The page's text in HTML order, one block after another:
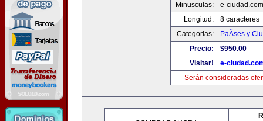
Minusculas:
e-ciudad.com
Longitud:
8 caracteres
Categorias:
PaÃ­ses y
Precio:
$950.00
Visitar!
e-
Serán consideradas